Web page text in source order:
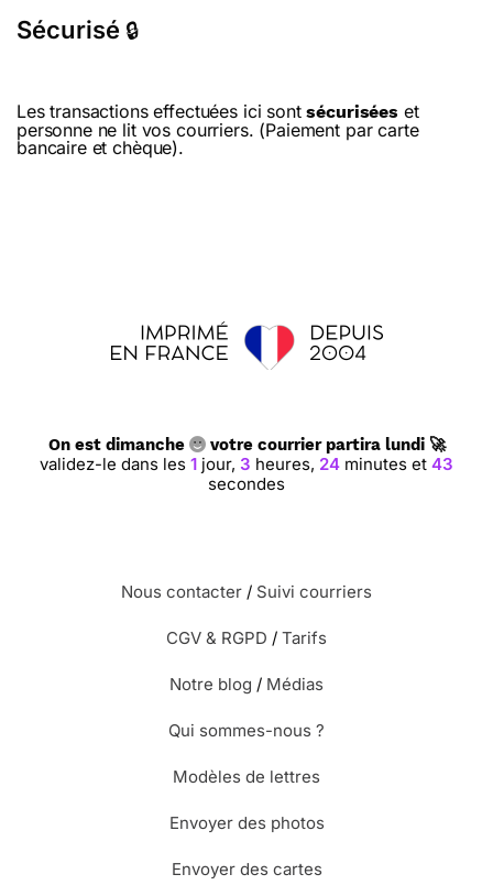
Sécurisé 🔒
Les transactions effectuées ici sontsécurisées et
personne ne lit vos courriers. (Paiement par carte
bancaire et chèque).
On est dimanche votre courrier partira lundi 🚀
validez-le dans les1 jour,3 heures, 24 minutes et42
secondes
Nous contacter / Suivi courriers
CGV & RGPD / Tarifs
Notre blog / Médias
Qui sommes-nous ?
Modèles de lettres
Envoyer des photos
Envoyer des cartes